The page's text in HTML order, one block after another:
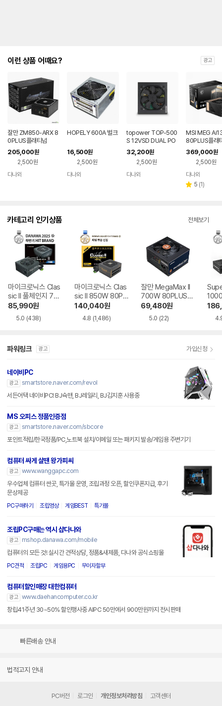
이런 상품 어때요? 광고
잘만 ZM850-ARX 8
0PLUS플래티넘
205,000원
2,500원
다나와
HOPELY 600A 벌크
16,500원
2,500원
다나와
topower TOP-500
S 12VSD DUAL PO
WER 벌크
32,200원
2,500원
다나와
MSI MEG
80PLUS플래
모듈러 ATX3.1
369,000원
2,500원
페이
다나와
별 5 리
(1)
카테고리 인기상품 전체보기
마이크로닉스 Clas
sic II 풀체인지 700
W 80PLUS실버 A
TX3.1
85,990원
5.0 (438)
마이크로닉스 Clas
sic II 850W 80PL
US골드 풀모듈러 A
TX3.1
140,040원
4.8 (1,486)
잘만 MegaMax II
700W 80PLUS브
론즈 ATX3.1
69,480원
5.0 (22)
EX
파워링크 광고 가입신청
네이비PC
광고 smartstore.naver.com/revol
서든어택 네이비PC! BJ슉맨, BJ레일리, BJ김지훈 사용중
MS 오피스 정품인증점
광고 smartstore.naver.com/sbcore
포인트적립/한국정품/PC,노트북 설치/이메일 또는 패키지 발송/게임용 주변기기
컴퓨터 싸게 살땐 왕가피씨
광고 www.wanggapc.com
우수업체 컴퓨터 싼곳, 특가몰 운영, 조립과정 오픈, 할인쿠폰지급, 후기
문상제공
PC구매하기 조립영상 게임BEST 특가몰
조립PC구매는 역시 샵다나와
광고
mshop.danawa.com/mobile
컴퓨터의 모든 것! 실시간 견적상담, 정품&새제품, 다나와 공식쇼핑몰
PC견적 조립PC 게임용PC 무이자할부
컴퓨터할인매장 대한컴퓨터
광고 www.daehancomputer.co.kr
창립41주년 30~50% 할인행사중 AIPC 50만에서 900만원까지 전시판매
빠른배송 안내
법적고지 안내
PC버전 로그인 개인정보처리방침 고객센터